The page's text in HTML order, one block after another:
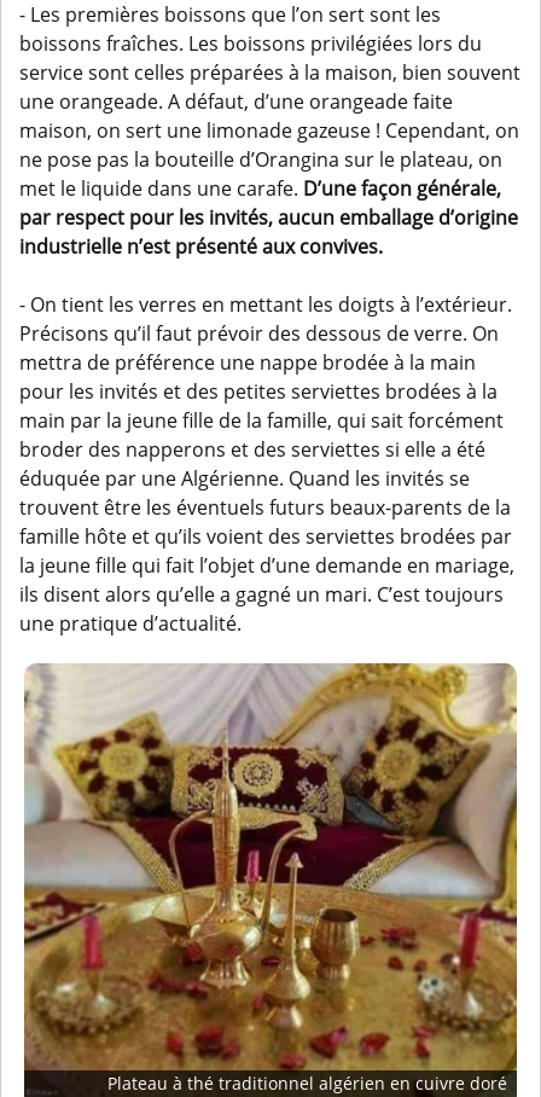
- Les premières boissons que l’on sert sont les
boissons fraîches. Les boissons privilégiées lors du
service sont celles préparées à la maison, bien souvent
une orangeade. A défaut, d’une orangeade faite
maison, on sert une limonade gazeuse ! Cependant, on
ne pose pas la bouteille d’Orangina sur le plateau, on
met le liquide dans une carafe. D’une façon générale,
par respect pour les invités, aucun emballage d’origine
industrielle n’est présenté aux convives.
- On tient les verres en mettant les doigts à l’extérieur.
Précisons qu’il faut prévoir des dessous de verre. On
mettra de préférence une nappe brodée à la main
pour les invités et des petites serviettes brodées à la
main par la jeune fille de la famille, qui sait forcément
broder des napperons et des serviettes si elle a été
éduquée par une Algérienne. Quand les invités se
trouvent être les éventuels futurs beaux-parents de la
famille hôte et qu’ils voient des serviettes brodées par
la jeune fille qui fait l’objet d’une demande en mariage,
ils disent alors qu’elle a gagné un mari. C’est toujours
une pratique d’actualité.
Plateau à thé traditionnel algérien en cuivre doré